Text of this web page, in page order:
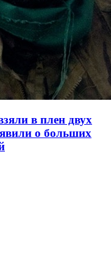
в плен двух
о больших